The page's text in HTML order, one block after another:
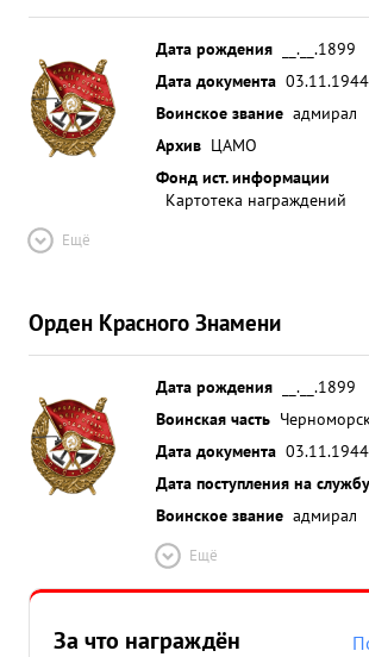
Дата рождения
__.__.1899
Дата документа 03.11.1944
Воинское звание адмирал
Архив ЦАМО
Фонд ист. информации
Картотека награждений
Ещё
Орден Красного Знамени
Дата рождения
__.__.1899
Воинская часть
Дата документа 03.11.1944
Дата поступления на службу
Воинское звание адмирал
Ещё
За что награждён